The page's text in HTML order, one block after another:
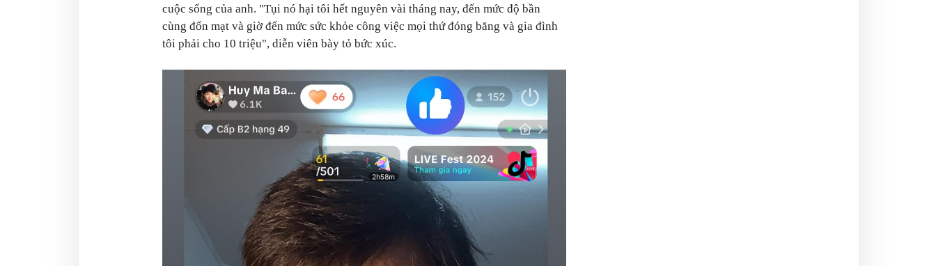
cuộc sống của anh. "Tụi nó hại tôi hết nguyên vài tháng nay, đến mức độ bần
cùng đốn mạt và giờ đến mức sức khỏe công việc mọi thứ đóng băng và gia đình
tôi phải cho 10 triệu", diễn viên bày tỏ bức xúc.